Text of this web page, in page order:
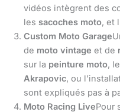
vidéos intègrent des
les sacoches moto, et
Custom Moto Garage
de moto vintage et de
sur la peinture moto, le
Akrapovic, ou
sont expliqués pas à
Moto Racing LivePour